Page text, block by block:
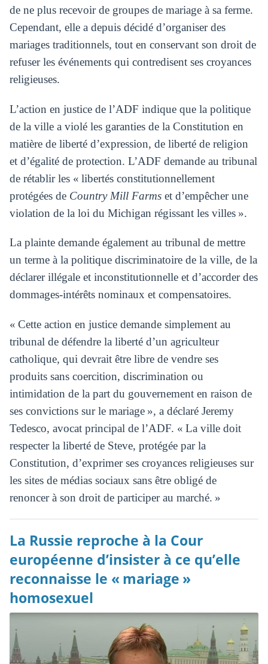
de ne plus recevoir de groupes de mariage à sa ferme.
Cependant, elle a depuis décidé d’organiser des
mariages traditionnels, tout en conservant son droit de
refuser les événements qui contredisent ses croyances
religieuses.
L’action en justice de l’ADF indique que la politique
de la ville a violé les garanties de la Constitution en
matière de liberté d’expression, de liberté de religion
et d’égalité de protection. L’ADF demande au tribunal
de rétablir les « libertés constitutionnellement
protégées de Country Mill Farmset d’empêcher une
violation de la loi du Michigan régissant les villes ».
La plainte demande également au tribunal de mettre
un terme à la politique discriminatoire de la ville, de la
déclarer illégale et inconstitutionnelle et d’accorder des
dommages-intérêts nominaux et compensatoires.
« Cette action en justice demande simplement au
tribunal de défendre la liberté d’un agriculteur
catholique, qui devrait être libre de vendre ses
produits sans coercition, discrimination ou
intimidation de la part du gouvernement en raison de
ses convictions sur le mariage », a déclaré Jeremy
Tedesco, avocat principal de l’ADF. « La ville doit
respecter la liberté de Steve, protégée par la
Constitution, d’exprimer ses croyances religieuses sur
les sites de médias sociaux sans être obligé de
renoncer à son droit de participer au marché. »
La Russie reproche à la Cour
européenne d’insister à ce qu’elle
reconnaisse le « mariage »
homosexuel